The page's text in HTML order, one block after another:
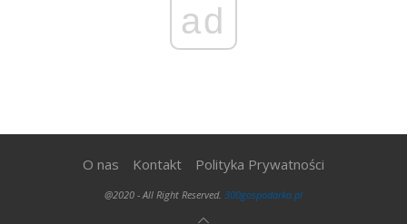
ad
O nas Kontakt Polityka Prywatności
@2020 - All Right Reserved. 300gospodarka.pl